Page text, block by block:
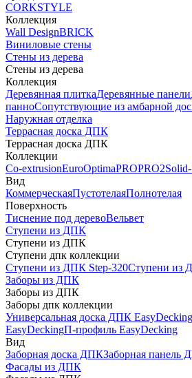
CORKSTYLE
Коллекция
Wall DesignBRICK
Виниловые стены
Стены из дерева
Стены из дерева
Коллекция
Деревянная плиткаДеревянные панели
панноСопутствующие из амбарной
Наружная отделка
Террасная доска ДПК
Террасная доска ДПК
Коллекции
Co-extrusionEuroOptimaPROPRO2
Вид
КоммерческаяПустотелаяПолнотелая
Поверхность
Тиснение под деревоВельвет
Ступени из ДПК
Ступени из ДПК
Ступени дпк коллекции
Ступени из ДПК Step-320Ступени из
Заборы из ДПК
Заборы из ДПК
Заборы дпк коллекции
Универсальная доска ДПК EasyDecking
EasyDeckingП-профиль EasyDecking
Вид
Заборная доска ДПКЗаборная панель
Фасады из ДПК